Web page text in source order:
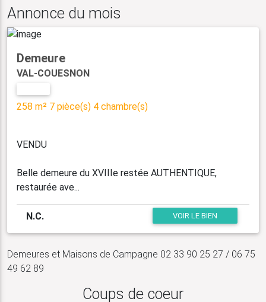
Annonce du mois
Demeure
VAL-COUESNON
258 m² 7 pièce(s) 4 chambre(s)
VENDU
Belle demeure du XVIIIe restée AUTHENTIQUE,
restaurée ave...
N.C. VOIR LE BIEN
Demeures et Maisons de Campagne 02 33 90 25 27 / 06 75
49 62 89
Coups de coeur